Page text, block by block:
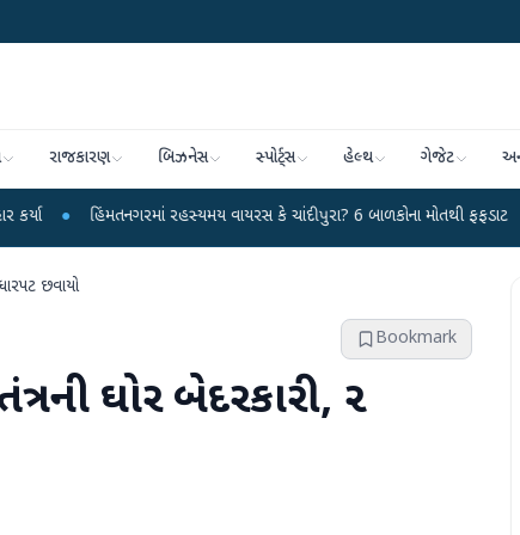
રાજકારણ બિઝનેસ સ્પોર્ટ્સ હેલ્થ ગેજેટ
રહસ્યમય વાયરસ કે ચાંદીપુરા? 6 બાળકોના મોતથી ફફડાટ ● હવામાન
છવાયો
Bookmark
ઘોર બેદરકારી, ૨